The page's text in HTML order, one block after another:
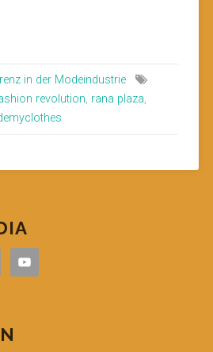
in der Modeindustrie
revolution, rana plaza,